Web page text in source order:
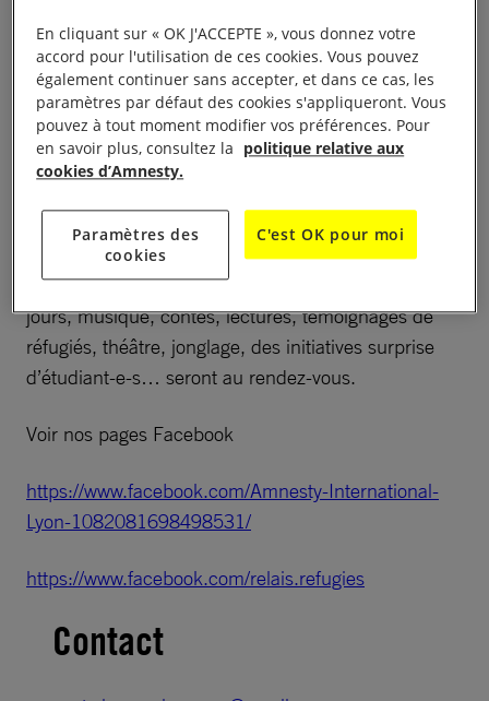
dont textes poétiques d’Alain Mabanckou,
témoignages de réfugiés, contes, activités ludiques.
Les militants des groupes du Rhône et de la Loire
invitent le public à venir découvrir le bus aux
France pour sensibiliser à l’importance de protéger
et d’accueillir les personnes qui fuient la guerre et
les persécutions dans leur pays.Au fil des quatre
jours, musique, contes, lectures, témoignages de
réfugiés, théâtre, jonglage, des initiatives surprise
d’étudiant-e-s… seront au rendez-vous.
Voir nos pages Facebook
https://www.facebook.com/Amnesty-International-
Lyon-1082081698498531/
https://www.facebook.com/relais.refugies
Contact
En cliquant sur « OK J'ACCEPTE », vous donnez votre
accord pour l'utilisation de ces cookies. Vous pouvez
également continuer sans accepter, et dans ce cas, les
paramètres par défaut des cookies s'appliqueront. Vous
pouvez à tout moment modifier vos préférences. Pour
en savoir plus, consultez la politique relative aux
cookies d’Amnesty.
Paramètres des
cookies
C'est OK pour moi